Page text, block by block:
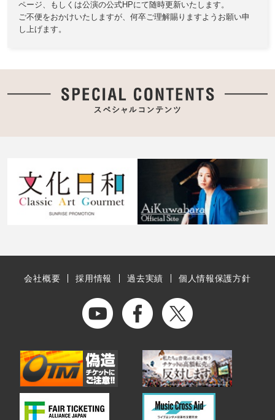
ページ、もしくは公演の公式HPにて随時更新いたします。
ご不便をおかけいたしますが、何卒ご理解賜りますようお願い申
し上げます。
会社概要 採用情報 過去実績 個人情報保護方針